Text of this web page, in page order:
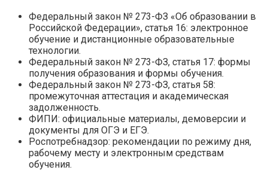
Федеральный закон № 273-ФЗ «Об образовании в
Российской Федерации», статья 16: электронное
обучение и дистанционные образовательные
технологии.
Федеральный закон № 273-ФЗ, статья 17: формы
получения образования и формы обучения.
Федеральный закон № 273-ФЗ, статья 58:
промежуточная аттестация и академическая
задолженность.
ФИПИ: официальные материалы, демоверсии и
документы для ОГЭ и ЕГЭ.
Роспотребнадзор: рекомендации по режиму дня,
рабочему месту и электронным средствам
обучения.